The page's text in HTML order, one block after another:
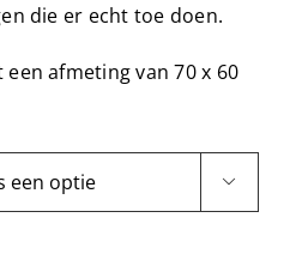
die er echt toe doen.
afmeting van 70 x 60
